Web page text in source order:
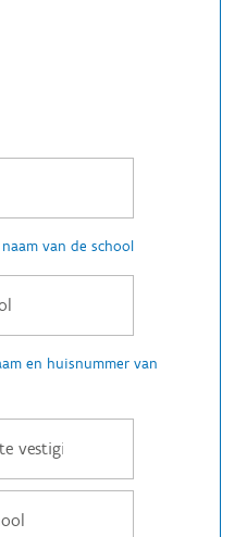
van de school
en huisnummer van